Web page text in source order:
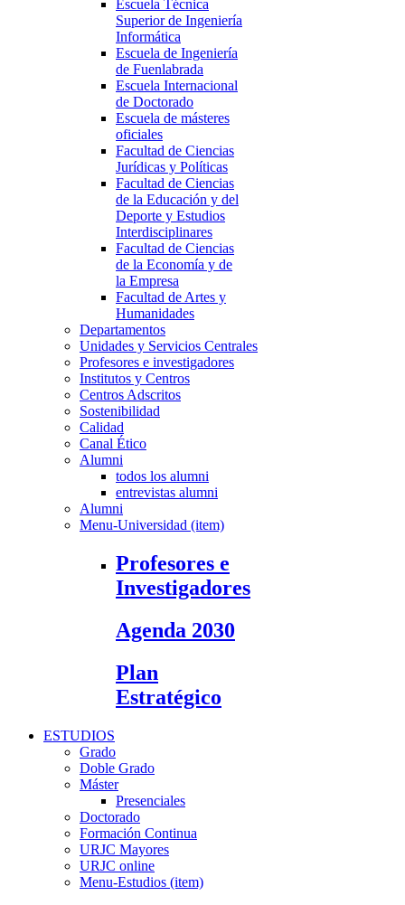
Escuela Técnica
Superior de Ingeniería
Informática
Escuela de Ingeniería
de Fuenlabrada
Escuela Internacional
de Doctorado
Escuela de másteres
oficiales
Facultad de Ciencias
Jurídicas y Políticas
Facultad de Ciencias
de la Educación y del
Deporte y Estudios
Interdisciplinares
Facultad de Ciencias
de la Economía y de
la Empresa
Facultad de Artes y
Humanidades
Departamentos
Unidades y Servicios Centrales
Profesores e investigadores
Institutos y Centros
Centros Adscritos
Sostenibilidad
Calidad
Canal Ético
Alumni
todos los alumni
entrevistas alumni
Alumni
Menu-Universidad (item)
Profesores e
Investigadores
Agenda 2030
Plan
Estratégico
ESTUDIOS
Grado
Doble Grado
Máster
Presenciales
Doctorado
Formación Continua
URJC Mayores
URJC online
Menu-Estudios (item)